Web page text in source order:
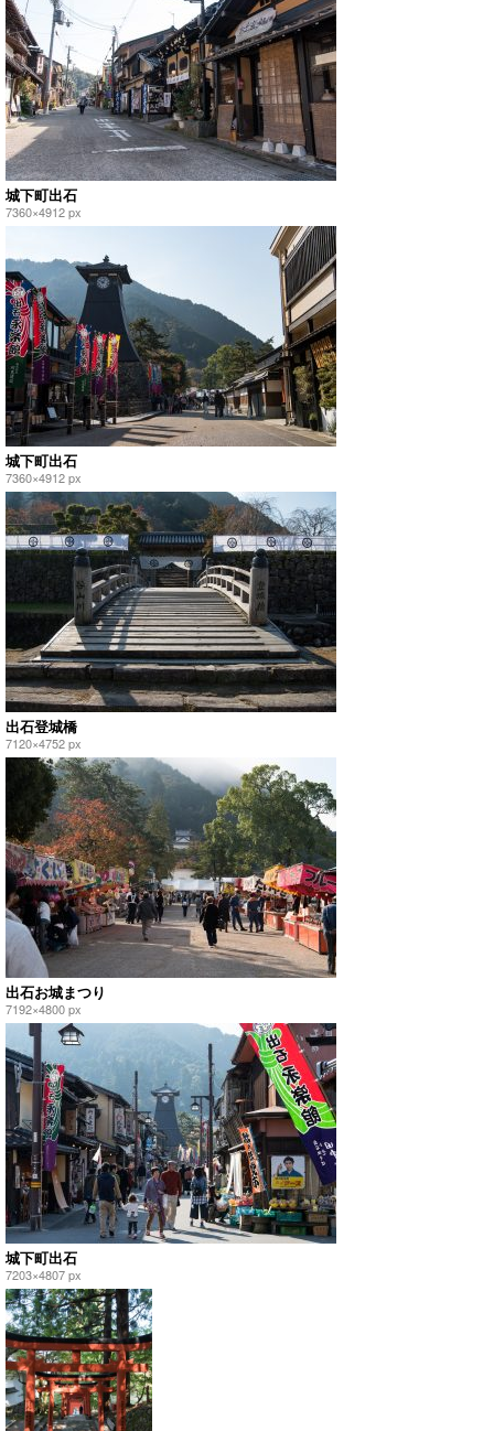
城下町出石
7360×4912 px
城下町出石
7360×4912 px
出石登城橋
7120×4752 px
出石お城まつり
7192×4800 px
城下町出石
7203×4807 px